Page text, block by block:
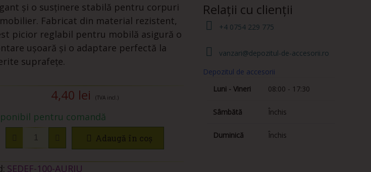
și o susținere stabilă pentru corpuri
Fabricat din material rezistent,
picior reglabil pentru mobilă asigură o
ușoară și o adaptare perfectă la
suprafețe.
4,40 lei (TVA incl.)
pentru comandă
Adaugă în coș
SEDEF-100-AURIU
Relații cu clienții
+4 0754 229 775
vanzari@depozitul-de-accesorii.ro
Depozitul de accesorii
Luni - Vineri
08:00 - 17:30
Sâmbătă Închis
Duminică Închis